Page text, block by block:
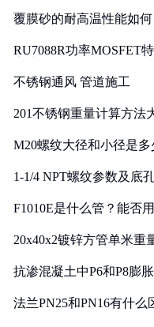
覆膜砂的耐高温性能如何
RU7088R功率MOSFET
不锈钢通风 管道施工
201不锈钢重量计算方法
M20螺纹大径和小径是多
1-1/4 NPT螺纹参数及底
F1010E是什么管？能否
20x40x2镀锌方管单米重
抗渗混凝土中P6和P8膨
法兰PN25和PN16有什么